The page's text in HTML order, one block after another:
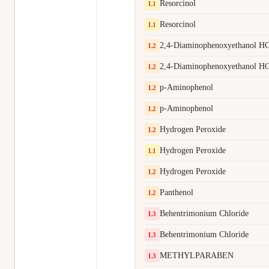
L1 Resorcinol
L1 Resorcinol
L2 2,4-Diaminophenoxyethanol
L2 2,4-Diaminophenoxyethanol
L2 p-Aminophenol
L2 p-Aminophenol
L2 Hydrogen Peroxide
L1 Hydrogen Peroxide
L2 Hydrogen Peroxide
L2 Panthenol
L3 Behentrimonium Chloride
L3 Behentrimonium Chloride
L3 METHYLPARABEN